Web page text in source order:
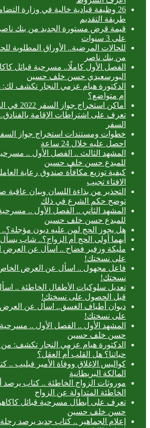
26 وظيفة قيادية خالية في وزارة
طريقة التقديم
قيمة قرض مستورة الجديد من بنك
على 3 سنوات
للحالات المرضية.. الأوراق المطلوبة
من بنك ناصر
الفصل الأول كاملًا.. مسرحية قبائل
البورسعيدي حسن خلف حسين
الدكتورة هيام عزمي النجار تكشف
أم متواضع؟
أماكن استخراج جواز السفر 2022 في القاهرة والجيزة
تعرف على اشتراطات الإقامة بالفنادق..
السفر
احصل عليه خلال 24 ساعة
المشهد الثالث .. الفصل الأول ..
للمبدع حسن خلف حسين
كيفية توزيع مكافأة صندوق رعاية
الافتاء تجيب
التحذير من بذاءة اللسان وبيان عاقبة
توضح حكم الشرع في ذلك
المشهد الثاني .. الفصل الأول .. مسرحية
للمبدع حسن خلف حسين
هل يجوز الحج لمن عليه ديون مؤجلة؟..
أيهما أولى الحج أم الزواج؟.. شاب يسأل
مليكة وزفير فضاح .. اسأل عن
على نسختك!
فاعل مجهول .. اسأل عن العرض
نسختك!
تعديل سلوكيات الأطفال الخاطئة ..
قبل الحصول على نسختك!
ديوان أطياف الغسق.. اسأل عن
على نسختك!
المشهد الأول .. الفصل الأول .. مسرحية
حسن خلف حسين
الدكتورة هيام عزمي النجار تكشف: من
حياتنا؟ هل القلب أم العقل؟
كواليس الإغلاق ووفاة الأمير فيليب ..
المالكة البريطانية
موروثات الزواج الخاطئة .. كتاب يرصد
الخاطئة المتداولة عن الزواج
تعرف على أبطال مسرحية قبائل
حسن خلف حسين
إعلام الجماهير .. كتاب جديد يرصد